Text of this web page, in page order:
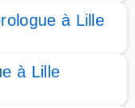
à Lille
à Lille